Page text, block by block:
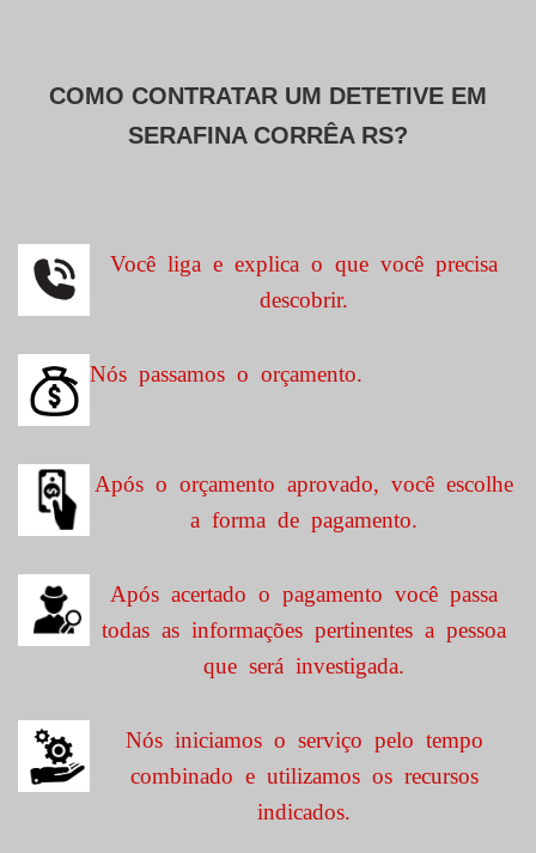
COMO CONTRATAR UM DETETIVE EM
SERAFINA CORRÊA RS?
Você liga e explica o que você precisa
descobrir.
Nós passamos o orçamento.
Após o orçamento aprovado, você escolhe
a forma de pagamento.
Após acertado o pagamento você passa
todas as informações pertinentes a pessoa
que será investigada.
Nós iniciamos o serviço pelo tempo
combinado e utilizamos os recursos
indicados.